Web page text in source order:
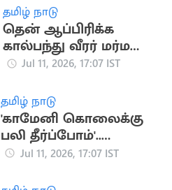
தமிழ் நாடு
தென் ஆப்பிரிக்க
கால்பந்து வீரர் மர்ம
மரணம்
Jul 11, 2026, 17:07 IST
தமிழ் நாடு
'காமேனி கொலைக்கு
பலி தீர்ப்போம்'..
அமெரிக்கா,
Jul 11, 2026, 17:07 IST